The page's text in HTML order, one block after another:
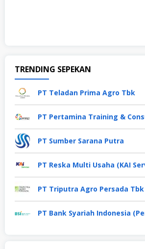
TRENDING SEPEKAN
PT Teladan Prima Agro Tbk
PT Pertamina Training &
PT Sumber Sarana Putra
PT Reska Multi Usaha (KAI
PT Triputra Agro Persada Tbk
PT Bank Syariah Indonesia